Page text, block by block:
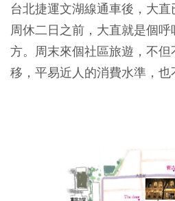
台北捷運文湖線通車後，大
周休二日之前，大直就是個
方。周末來個社區旅遊，不
移，平易近人的消費水準，也